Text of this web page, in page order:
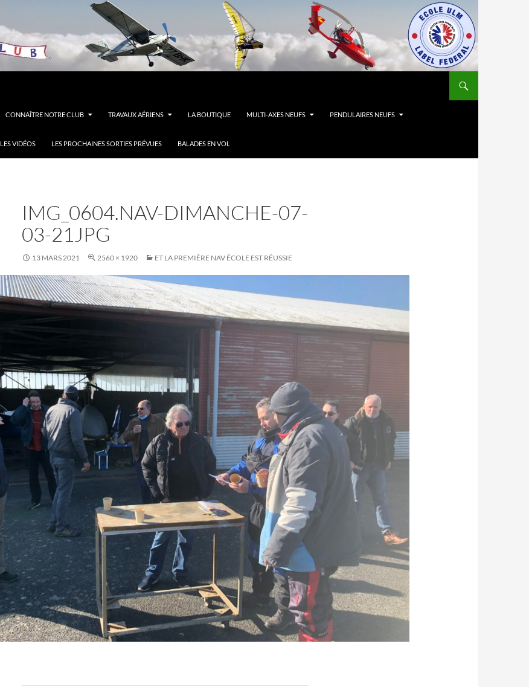
CONNAÎTRE NOTRE CLUB TRAVAUX AÉRIENS LA BOUTIQUE MULTI-AXES NEUFS PENDULAIRES NEUFS
LES VIDÉOS LES PROCHAINES SORTIES PRÉVUES BALADES EN VOL
IMG_0604.NAV-DIMANCHE-07-
03-21JPG
13 MARS 2021 2560 × 1920 ET LA PREMIÈRE NAV ÉCOLE EST RÉUSSIE